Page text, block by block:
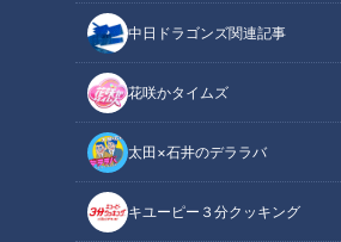
中日ドラゴンズ関連記事
花咲かタイムズ
太田×石井のデララバ
キユーピー３分クッキング
鶴瓶のスジナシ
「鶴瓶のスジナシ」動画